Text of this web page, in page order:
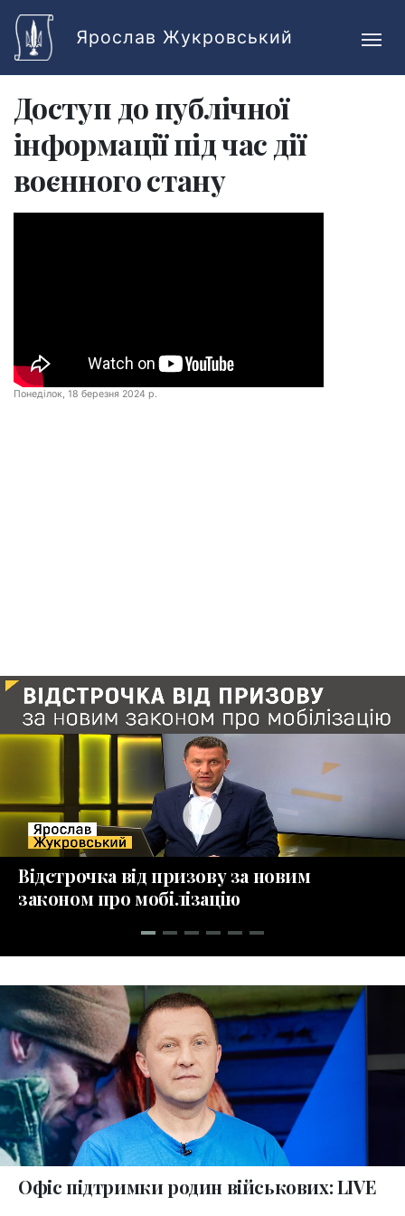
Skip to main content
Ярослав Жукровський
Доступ до публічної
інформації під час дії
воєнного стану
Понеділок, 18 березня 2024 р.
Відстрочка від призову за новим
законом про мобілізацію
Офіс підтримки родин військових: LIVE